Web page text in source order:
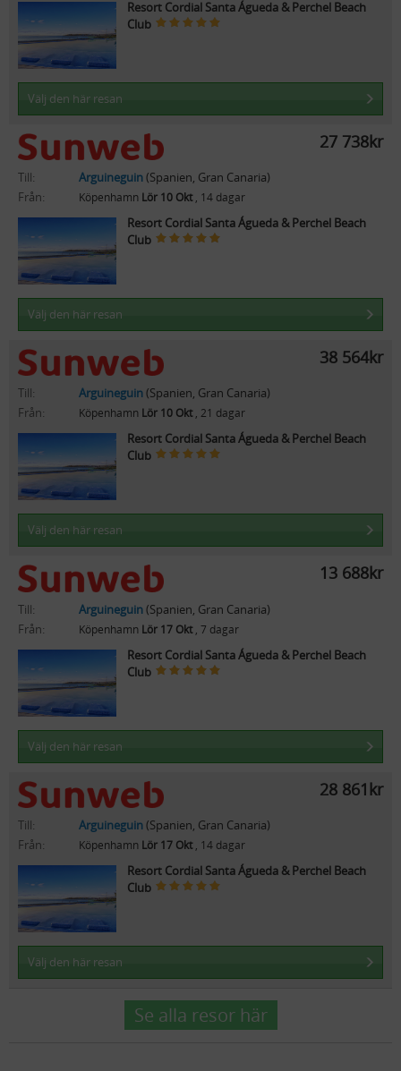
Resort Cordial Santa Águeda & Perchel Beach
Club
Välj den här resan
27 738kr
Till: Arguineguin(Spanien, Gran Canaria)
Från:
Köpenhamn Lör 10 Okt, 14 dagar
Resort Cordial Santa Águeda & Perchel Beach
Club
Välj den här resan
38 564kr
Till: Arguineguin(Spanien, Gran Canaria)
Från:
Köpenhamn Lör 10 Okt, 21 dagar
Resort Cordial Santa Águeda & Perchel Beach
Club
Välj den här resan
13 688kr
Till: Arguineguin(Spanien, Gran Canaria)
Från:
Köpenhamn Lör 17 Okt, 7 dagar
Resort Cordial Santa Águeda & Perchel Beach
Club
Välj den här resan
28 861kr
Till: Arguineguin(Spanien, Gran Canaria)
Från:
Köpenhamn Lör 17 Okt, 14 dagar
Resort Cordial Santa Águeda & Perchel Beach
Club
Välj den här resan
Se alla resor här